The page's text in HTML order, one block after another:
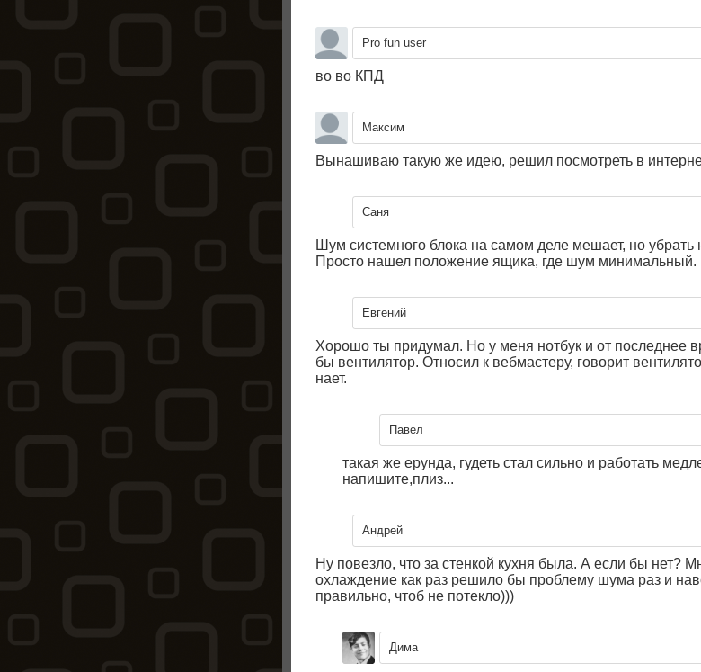
Pro fun user
во во КПД
Максим
Вынашиваю такую же идею, решил посмотреть в
Саня
Шум системного блока на самом деле мешает, но убрать
Просто нашел положение ящика, где шум минимальный.
Евгений
Хорошо ты придумал. Но у меня нотбук и от последнее
бы вентилятор. Относил к вебмастеру, говорит
нает.
Павел
такая же ерунда, гудеть стал сильно и работать
напишите,плиз...
Андрей
Ну повезло, что за стенкой кухня была. А если бы нет?
охлаждение как раз решило бы проблему шума раз и
правильно, чтоб не потекло)))
Дима